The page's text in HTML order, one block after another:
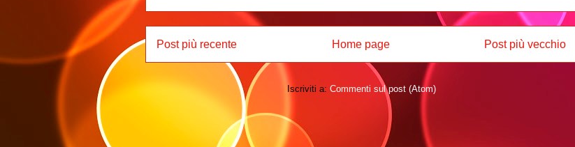
Post più recente Post più vecchio
Home page
Iscriviti a: Commenti sul post (Atom)